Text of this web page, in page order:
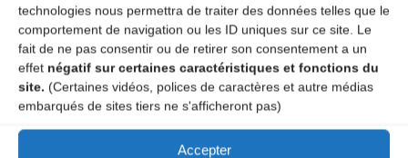
technologies nous permettra de traiter des données telles que le
comportement de navigation ou les ID uniques sur ce site. Le
fait de ne pas consentir ou de retirer son consentement a un
effet négatif sur certaines caractéristiques et fonctions du
site. (Certaines vidéos, polices de caractères et autre médias
embarqués de sites tiers ne s'afficheront pas)
Accepter
Save my name, email, and site URL in my browser for next
time I post a comment.
Ce site utilise Akismet pour réduire les indésirables.En
savoir plus sur la façon dont les données de vos